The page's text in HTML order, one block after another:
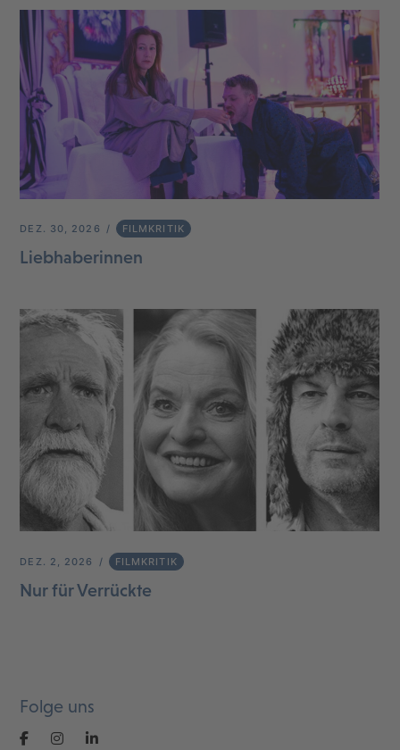
DEZ. 30, 2026 FILMKRITIK
Liebhaberinnen
DEZ. 2, 2026 FILMKRITIK
Nur für Verrückte
Folge uns